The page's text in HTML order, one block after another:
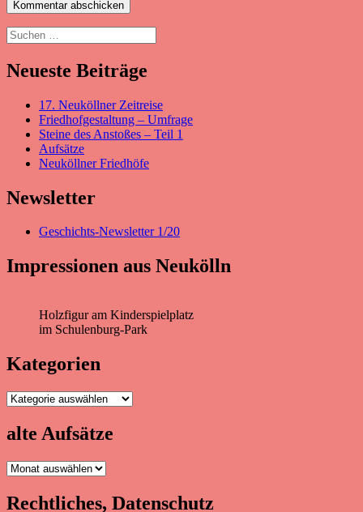
Suchen
nach:
Neueste Beiträge
17. Neuköllner Zeitreise
Friedhofgestaltung – Umfrage
Steine des Anstoßes – Teil 1
Aufsätze
Neuköllner Friedhöfe
Newsletter
Geschichts-Newsletter 1/20
Impressionen aus Neukölln
Holzfigur am Kinderspielplatz
im Schulenburg-Park
Kategorien
Kategorien
alte Aufsätze
alte
Rechtliches, Datenschutz